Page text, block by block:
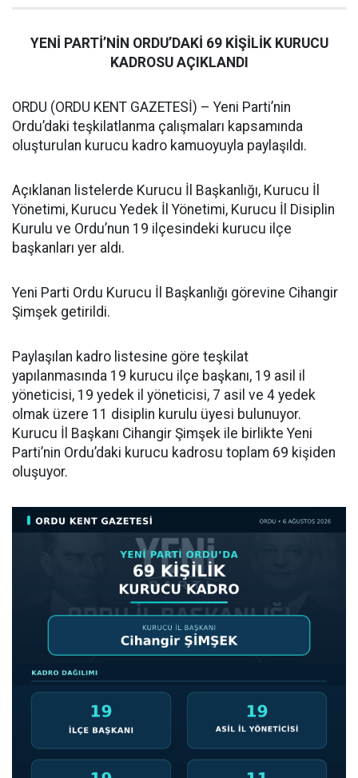
YENİ PARTİ’NİN ORDU’DAKİ 69 KİŞİLİK KURUCU
KADROSU AÇIKLANDI
ORDU (ORDU KENT GAZETESİ) – Yeni Parti’nin
Ordu’daki teşkilatlanma çalışmaları kapsamında
oluşturulan kurucu kadro kamuoyuyla paylaşıldı.
Açıklanan listelerde Kurucu İl Başkanlığı, Kurucu İl
Yönetimi, Kurucu Yedek İl Yönetimi, Kurucu İl Disiplin
Kurulu ve Ordu’nun 19 ilçesindeki kurucu ilçe
başkanları yer aldı.
Yeni Parti Ordu Kurucu İl Başkanlığı görevine Cihangir
Şimşek getirildi.
Paylaşılan kadro listesine göre teşkilat
yapılanmasında 19 kurucu ilçe başkanı, 19 asil il
yöneticisi, 19 yedek il yöneticisi, 7 asil ve 4 yedek
olmak üzere 11 disiplin kurulu üyesi bulunuyor.
Kurucu İl Başkanı Cihangir Şimşek ile birlikte Yeni
Parti’nin Ordu’daki kurucu kadrosu toplam 69 kişiden
oluşuyor.